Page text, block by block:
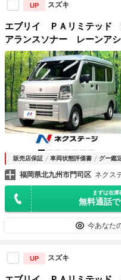
UP スズキ
エブリイ ＰＡリミテッド
アランスソナー レーンア
ム アイドリングストップ
置 トラクションコントロ
販売店保証 車両状態評価書 グー鑑
福岡県北九州市門司区 ネクス
まずは在庫
無料通話
今あなた
UP スズキ